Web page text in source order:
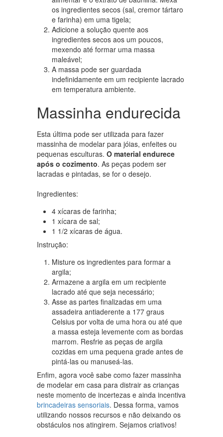
os ingredientes secos (sal, cremor tártaro
e farinha) em uma tigela;
Adicione a solução quente aos
ingredientes secos aos um poucos,
mexendo até formar uma massa
maleável;
A massa pode ser guardada
indefinidamente em um recipiente lacrado
em temperatura ambiente.
Massinha endurecida
Esta última pode ser utilizada para fazer
massinha de modelar para jóias, enfeites ou
pequenas esculturas. O material endurece
após o cozimento. As peças podem ser
lacradas e pintadas, se for o desejo.
Ingredientes:
4 xícaras de farinha;
1 xícara de sal;
1 1/2 xícaras de água.
Instrução:
Misture os ingredientes para formar a
argila;
Armazene a argila em um recipiente
lacrado até que seja necessário;
Asse as partes finalizadas em uma
assadeira antiaderente a 177 graus
Celsius por volta de uma hora ou até que
a massa esteja levemente com as bordas
marrom. Resfrie as peças de argila
cozidas em uma pequena grade antes de
pintá-las ou manuseá-las.
Enfim, agora você sabe como fazer massinha
de modelar em casa para distrair as crianças
neste momento de incertezas e ainda incentiva
brincadeiras sensoriais. Dessa forma, vamos
utilizando nossos recursos e não deixando os
obstáculos nos atingirem. Sejamos criativos!